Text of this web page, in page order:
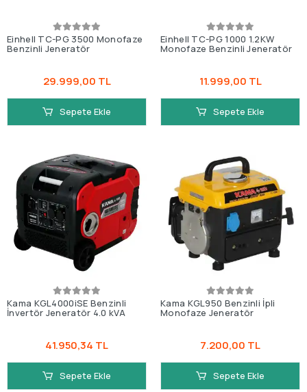
Einhell TC-PG 3500 Monofaze
Benzinli Jeneratör
29.999,00 TL
Sepete Ekle
Einhell TC-PG 1000 1.2KW
Monofaze Benzinli Jeneratör
11.999,00 TL
Sepete Ekle
Kama KGL4000iSE Benzinli
İnvertör Jeneratör 4.0 kVA
41.950,34 TL
Sepete Ekle
Kama KGL950 Benzinli İpli
Monofaze Jeneratör
7.200,00 TL
Sepete Ekle